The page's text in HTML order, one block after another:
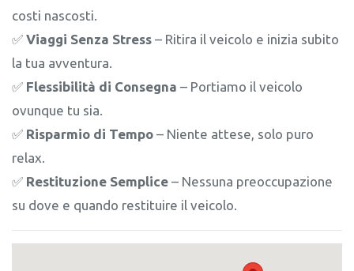
costi nascosti.
✅ Viaggi Senza Stress – Ritira il veicolo e inizia subito
la tua avventura.
✅ Flessibilità di Consegna – Portiamo il veicolo
ovunque tu sia.
✅ Risparmio di Tempo – Niente attese, solo puro
relax.
✅ Restituzione Semplice – Nessuna preoccupazione
su dove e quando restituire il veicolo.